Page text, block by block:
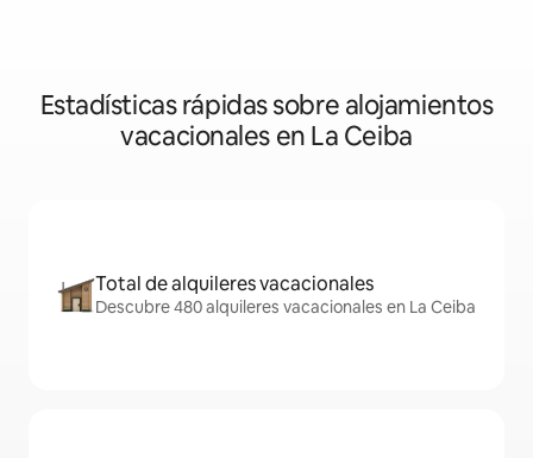
Estadísticas rápidas sobre alojamientos
vacacionales en La Ceiba
Total de alquileres vacacionales
Descubre 480 alquileres vacacionales en La Ceiba